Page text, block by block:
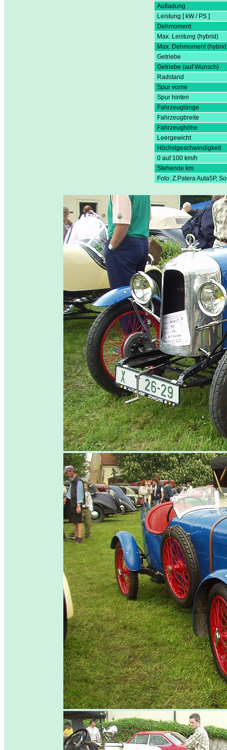
Aufladung
Leistung [ kW / PS ]
Dehmoment
Max. Leistung (hybrid)
Max. Dehmoment
Getriebe
Getriebe (auf Wunsch)
Radstand
Spur vorne
Spur hinten
Fahrzeuglänge
Fahrzeugbreite
Fahrzeughöhe
Leergewicht
Höchstgeschwindigkeit
0 auf 100 km/h
Stehende km
Foto: Z.Patera Auta5P,